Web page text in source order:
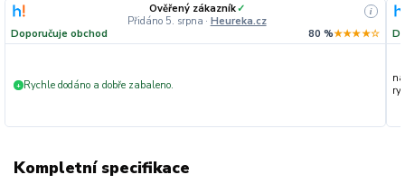
Ověřený zákazník✓
Přidáno 5. srpna · Heureka.cz
i
Doporučuje obchod 80 %★★★★☆
+ Rychle dodáno a dobře zabaleno.
Kompletní specifikace